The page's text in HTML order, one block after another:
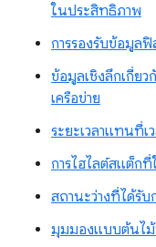
ในประสิทธิภาพ
การรองรับข้อมูล
ข้อมูลเชิงลึกเกี่ย
เครือข่าย
ระยะเวลาแทนที่เ
การไฮไลต์สแต็กที่
สถานะว่างที่ได้รับ
มุมมองแบบต้นไม้